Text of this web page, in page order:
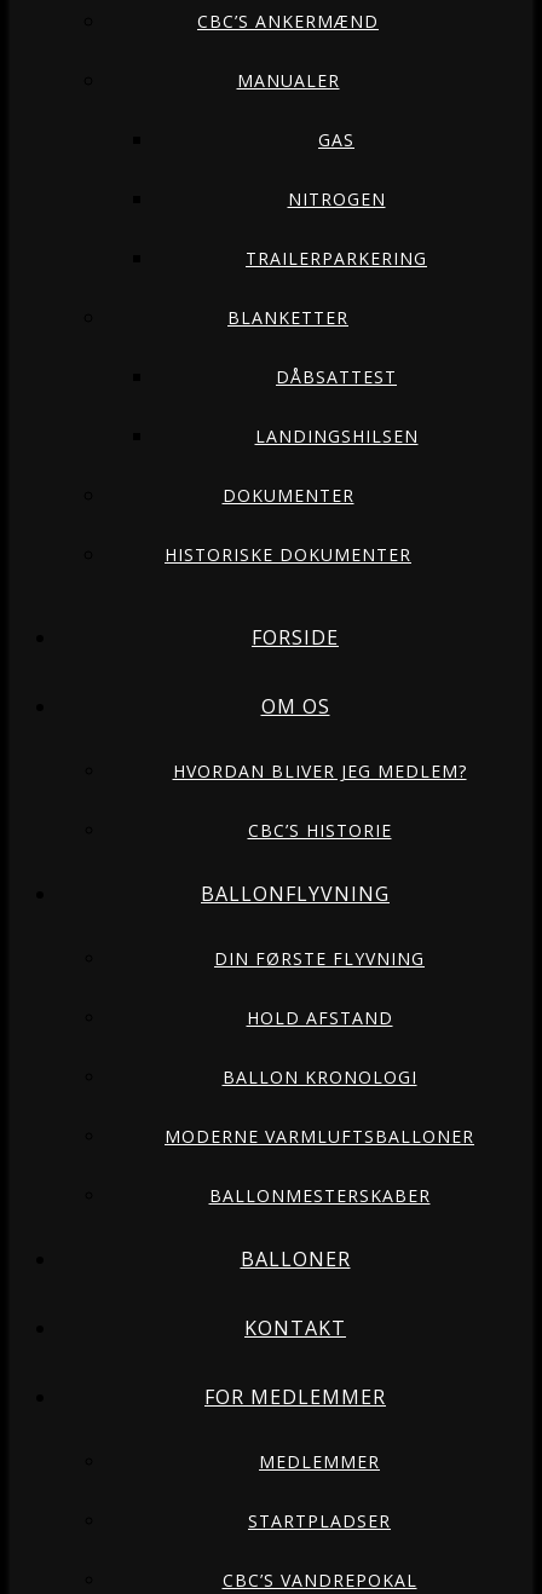
CBC’S ANKERMÆND
MANUALER
GAS
NITROGEN
TRAILERPARKERING
BLANKETTER
DÅBSATTEST
LANDINGSHILSEN
DOKUMENTER
HISTORISKE DOKUMENTER
FORSIDE
OM OS
HVORDAN BLIVER JEG MEDLEM?
CBC’S HISTORIE
BALLONFLYVNING
DIN FØRSTE FLYVNING
HOLD AFSTAND
BALLON KRONOLOGI
MODERNE VARMLUFTSBALLONER
BALLONMESTERSKABER
BALLONER
KONTAKT
FOR MEDLEMMER
MEDLEMMER
STARTPLADSER
CBC’S VANDREPOKAL